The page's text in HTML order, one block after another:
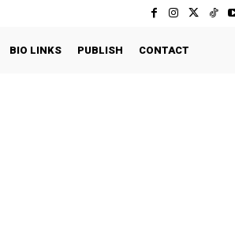
BIO LINKS PUBLISH CONTACT